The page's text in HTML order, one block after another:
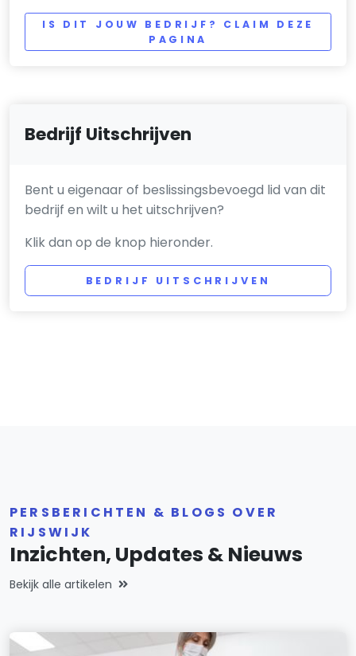
IS DIT JOUW BEDRIJF? CLAIM DEZE
PAGINA
Bedrijf Uitschrijven
Bent u eigenaar of beslissingsbevoegd lid van dit
bedrijf en wilt u het uitschrijven?
Klik dan op de knop hieronder.
BEDRIJF UITSCHRIJVEN
PERSBERICHTEN & BLOGS OVER
RIJSWIJK
Inzichten, Updates & Nieuws
Bekijk alle artikelen